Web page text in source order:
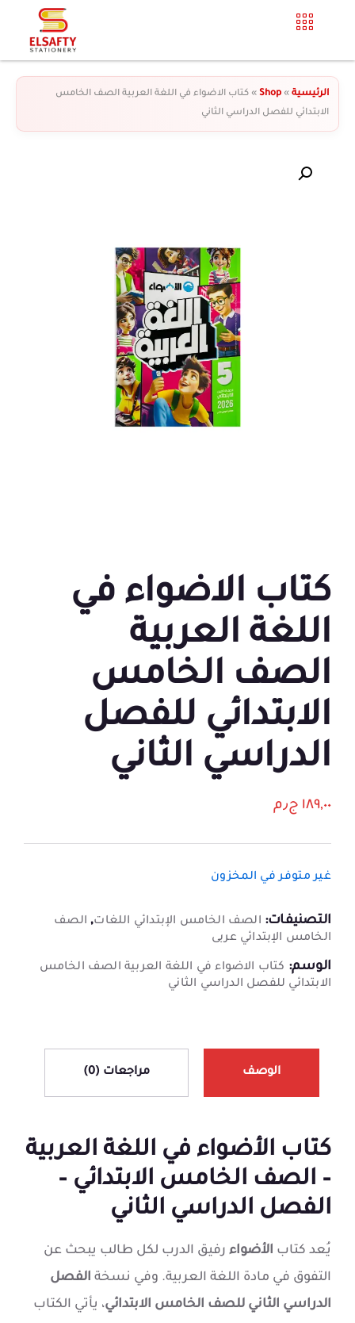
الرئيسية »
Shop
» كتاب الاضواء في اللغة العربية الصف الخامس
الابتدائي للفصل الدراسي الثاني
كتاب الاضواء في
اللغة العربية
الصف الخامس
الابتدائي للفصل
الدراسي الثاني
١٨٩,٠٠ ج٫م
غير متوفر في المخزون
التصنيفات: الصف الخامس الإبتدائي اللغات, الصف
الخامس الإبتدائي عربى
الوسم: كتاب الاضواء في اللغة العربية الصف الخامس
الابتدائي للفصل الدراسي الثاني
الوصف مراجعات (0)
كتاب الأضواء في اللغة العربية
– الصف الخامس الابتدائي –
الفصل الدراسي الثاني
يُعد كتاب الأضواء رفيق الدرب لكل طالب يبحث عن
التفوق في مادة اللغة العربية. وفي نسخة الفصل
الدراسي الثاني للصف الخامس الابتدائي، يأتي الكتاب